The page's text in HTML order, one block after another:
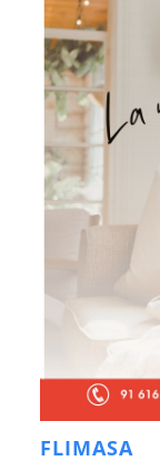
FLIMASA